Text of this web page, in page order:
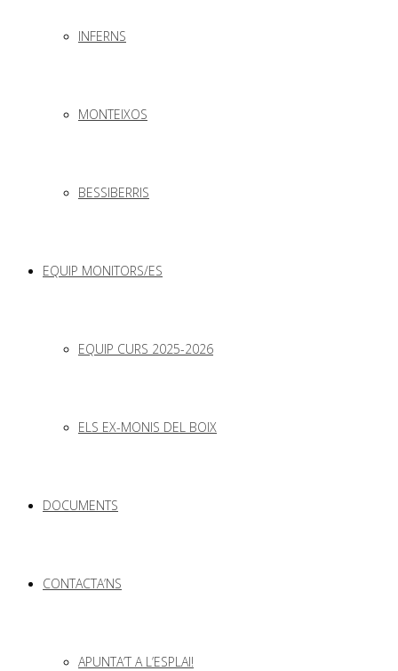
INFERNS
MONTEIXOS
BESSIBERRIS
EQUIP MONITORS/ES
EQUIP CURS 2025-2026
ELS EX-MONIS DEL BOIX
DOCUMENTS
CONTACTA’NS
APUNTA’T A L’ESPLAI!